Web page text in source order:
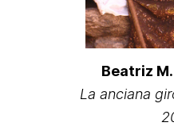
Beatriz
La anciana